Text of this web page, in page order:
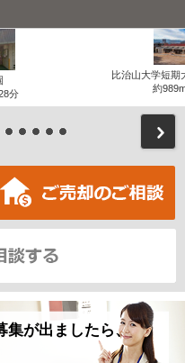
分
比治山大学短期
約
集が出ましたら、